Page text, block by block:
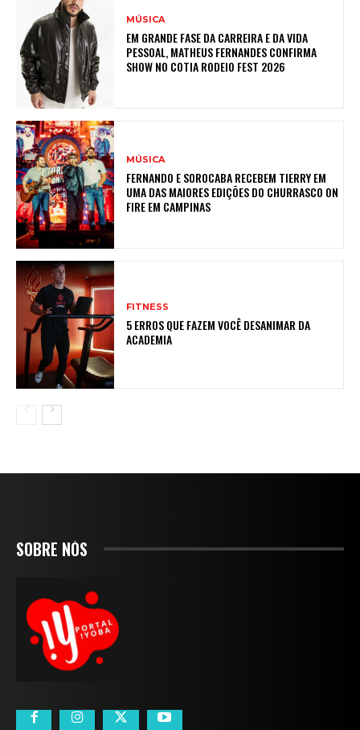
MÚSICA
EM GRANDE FASE DA CARREIRA E DA VIDA
PESSOAL, MATHEUS FERNANDES CONFIRMA
SHOW NO COTIA RODEIO FEST 2026
MÚSICA
FERNANDO E SOROCABA RECEBEM TIERRY EM
UMA DAS MAIORES EDIÇÕES DO CHURRASCO ON
FIRE EM CAMPINAS
FITNESS
5 ERROS QUE FAZEM VOCÊ DESANIMAR DA
ACADEMIA
SOBRE NÓS